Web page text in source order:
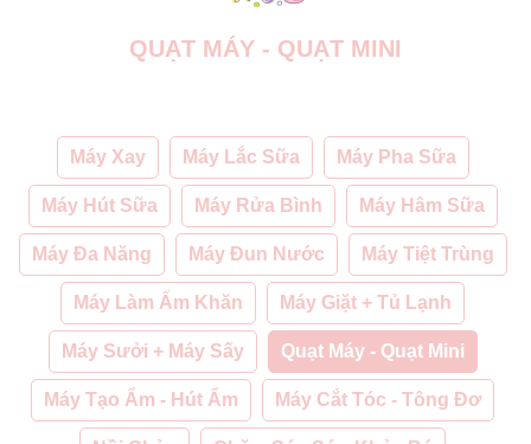
QUẠT MÁY - QUẠT MINI
Máy Xay Máy Lắc Sữa Máy Pha Sữa
Máy Hút Sữa Máy Rửa Bình Máy Hâm Sữa
Máy Đa Năng Máy Đun Nước Máy Tiệt Trùng
Máy Làm Ấm Khăn Máy Giặt + Tủ Lạnh
Máy Sưởi + Máy Sấy Quạt Máy - Quạt Mini
Máy Tạo Ẩm - Hút Ẩm Máy Cắt Tóc - Tông Đơ